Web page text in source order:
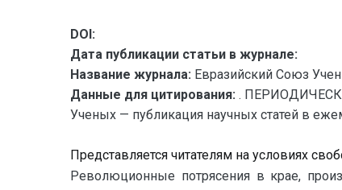
DOI:
Дата публикации статьи в журнале:
Название журнала: Евразийский Союз
Данные для цитирования: .
Ученых — публикация научных статей в
Представляется читателям на условиях
Революционные потрясения в крае,